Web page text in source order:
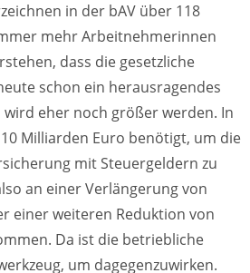
in der bAV über 118
mehr Arbeitnehmerinnen
dass die gesetzliche
schon ein herausragendes
eher noch größer werden. In
Milliarden Euro benötigt, um die
mit Steuergeldern zu
an einer Verlängerung von
einer weiteren Reduktion von
Da ist die betriebliche
um dagegenzuwirken.